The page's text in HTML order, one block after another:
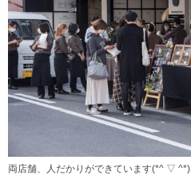
両店舗、人だかりができています(*^ ▽ ^*)